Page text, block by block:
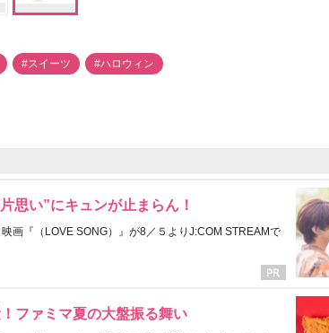
#スイーツ #ハロウィン
思い”にキュンが止まらん！
画『（LOVE SONG）』が8／５よりJ:COM STREAMで
ファミマ夏の大盤振る舞い